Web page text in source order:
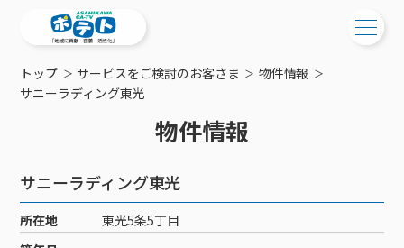
ご検討中の方
工事・配線について
新居をご検討中の方へ
ご加入中の方
ご加入中のサービス確認・変更
サービス案内
サービス案内
コミチャン
トップ サービスをご検討のお客さま
物件情報
サニーラディング東光
物件情報
サニーラディング東光
所在地
東光5条5丁目